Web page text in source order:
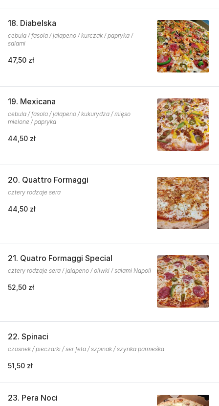
18. Diabelska
cebula / fasola / jalapeno / kurczak / papryka /
salami
47,50 zł
19. Mexicana
cebula / fasola / jalapeno / kukurydza / mięso
mielone / papryka
44,50 zł
20. Quattro Formaggi
cztery rodzaje sera
44,50 zł
21. Quatro Formaggi Special
cztery rodzaje sera / jalapeno / oliwki / salami Napoli
52,50 zł
22. Spinaci
czosnek / pieczarki / ser feta / szpinak / szynka parmeśka
51,50 zł
23. Pera Noci